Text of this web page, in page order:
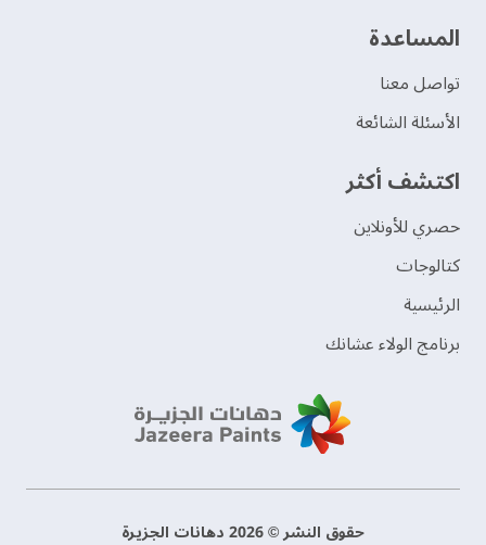
‫المساعدة‬
تواصل معنا
الأسئلة الشائعة
اكتشف أكثر
حصري للأونلاين
‫كتالوجات‬
الرئيسية
برنامج الولاء عشانك
حقوق النشر © 2026 دهانات الجزيرة